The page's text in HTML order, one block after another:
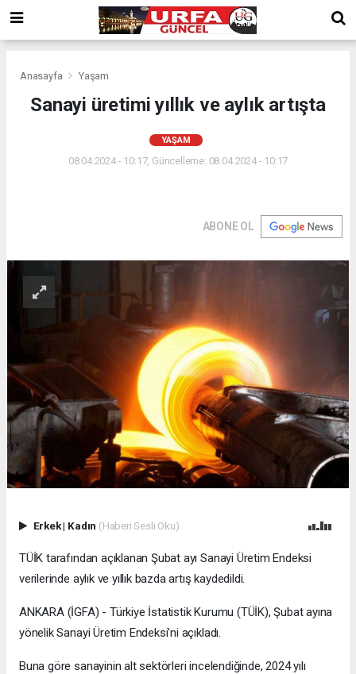
Anasayfa Yaşam
Sanayi üretimi yıllık ve aylık artışta
YAŞAM
08.04.2024 - 10:17, Güncelleme: 08.04.2024 - 10:17
ABONE OL
Erkek| Kadın (Haberi Sesli Oku)
TÜİK tarafından açıklanan Şubat ayı Sanayi Üretim Endeksi
verilerinde aylık ve yıllık bazda artış kaydedildi.
ANKARA (İGFA) - Türkiye İstatistik Kurumu (TÜİK), Şubat ayına
yönelik Sanayi Üretim Endeksi'ni açıkladı.
Buna göre sanayinin alt sektörleri incelendiğinde, 2024 yılı